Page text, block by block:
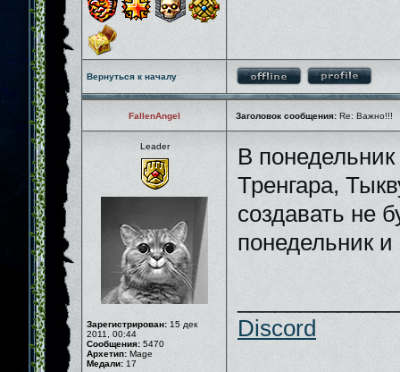
Вернуться к началу
FallenAngel Заголовок сообщения: Re: Важно!!!
Leader
Зарегистрирован: 15 дек
2011, 00:44
Сообщения: 5470
Архетип: Mage
Медали: 17
В
Тренгара,
создавать не
понедельник
Discord